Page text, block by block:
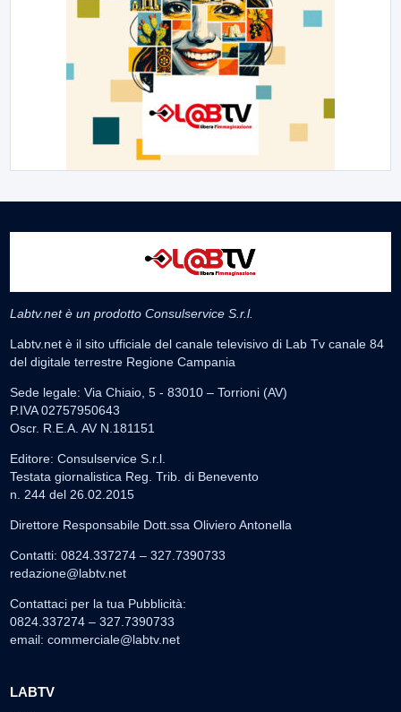
Labtv.net è un prodotto Consulservice S.r.l.
Labtv.net è il sito ufficiale del canale televisivo di Lab Tv canale 84
del digitale terrestre Regione Campania
Sede legale: Via Chiaio, 5 - 83010 – Torrioni (AV)
P.IVA 02757950643
Oscr. R.E.A. AV N.181151
Editore: Consulservice S.r.l.
Testata giornalistica Reg. Trib. di Benevento
n. 244 del 26.02.2015
Direttore Responsabile Dott.ssa Oliviero Antonella
Contatti: 0824.337274 – 327.7390733
redazione@labtv.net
Contattaci per la tua Pubblicità:
0824.337274 – 327.7390733
email: commerciale@labtv.net
LABTV